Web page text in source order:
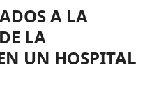
A LA
LA
UN HOSPITAL